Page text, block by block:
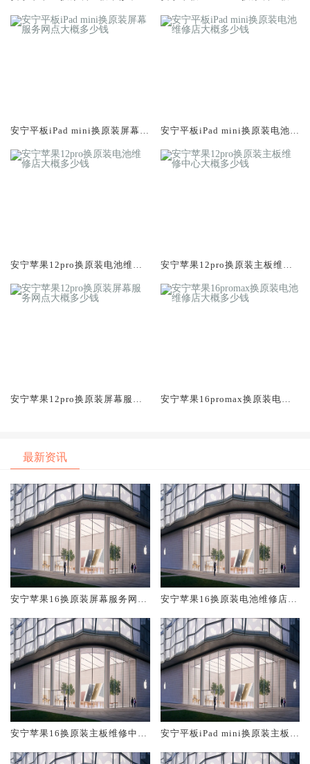
安宁平板iPad mini换原装屏幕服
安宁平板iPad mini换原装电池维
安宁苹果12pro换原装电池维修
安宁苹果12pro换原装主板维修
安宁苹果12pro换原装屏幕服务
安宁苹果16promax换原装电池
最新资讯
安宁苹果16换原装屏幕服务网点
安宁苹果16换原装电池维修店大
安宁苹果16换原装主板维修中心
安宁平板iPad mini换原装主板维